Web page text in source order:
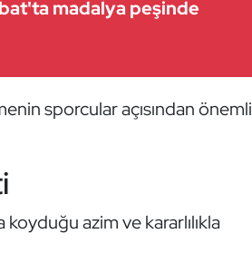
madalya peşinde
sporcular açısından önemli
azim ve kararlılıkla